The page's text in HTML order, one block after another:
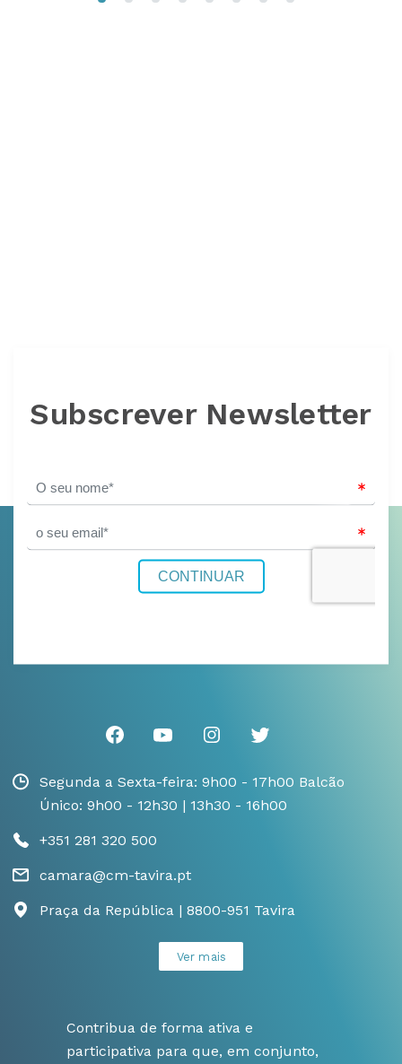
Subscrever Newsletter
Segunda a Sexta-feira: 9h00 - 17h00 Balcão
Único: 9h00 - 12h30 | 13h30 - 16h00
+351 281 320 500
camara@cm-tavira.pt
Praça da República | 8800-951 Tavira
Ver mais
Contribua de forma ativa e
participativa para que, em conjunto,